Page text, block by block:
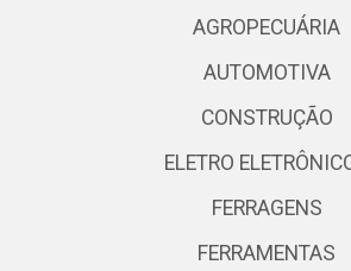
AGROPECUÁRIA
AUTOMOTIVA
CONSTRUÇÃO
ELETRO
FERRAGENS
FERRAMENTAS